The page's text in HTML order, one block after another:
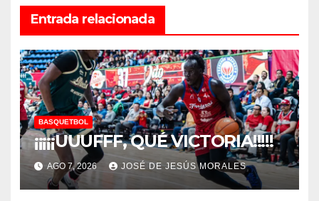
Entrada relacionada
BASQUETBOL
¡¡¡¡¡UUUFFF, QUÉ VICTORIA!!!!!
AGO 7, 2026 JOSÉ DE JESÚS MORALES